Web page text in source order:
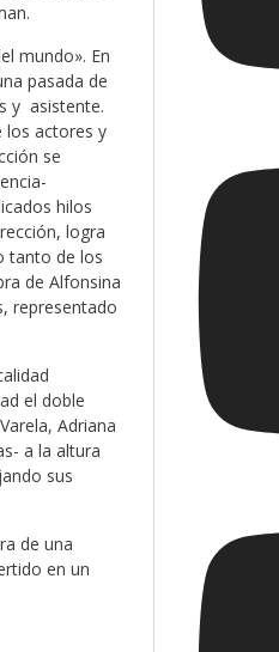
mundo». En
pasada de
y asistente.
los actores y
se
hilos
logra
tanto de los
de Alfonsina
representado
el doble
Adriana
a la altura
sus
de una
en un